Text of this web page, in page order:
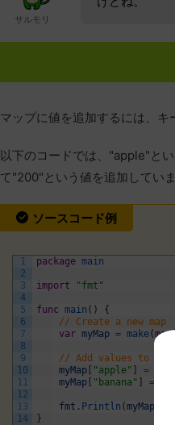
サルモリ
マップに値を追加するには、キ
以下のコードでは、"apple"と
て"200"という値を追加していま
ソースコード例
1
2
3
4
5
6
7
8
9
10
11
12
13
14
package main
import "fmt"
func main ( )
{
// Create a new map
var myMap = make(map[
// Add values to the
myMap
"apple" =
myMap
"banana" =
fmt . Println (myMap
}